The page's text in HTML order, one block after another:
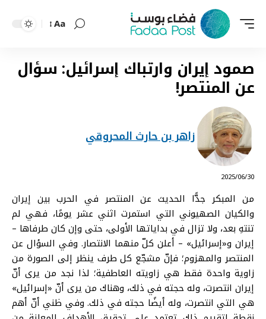
Font
Aa
صمود إيران وارتباك إسرائيل: سؤال
عن المنتصر!
⠀ 2025/06/30
زاهر بن حارث المحروقي
من المبكر جدًّا الحديث عن المنتصر في الحرب بين إيران
والكيان الصهيوني التي استمرت اثني عشر يومًا، فهي لم
تنتهِ بعد، ولا تزال في بداياتها الأولى، حتى وإن كان طرفاها –
إيران و«إسرائيل» – أعلن كلّ منهما الانتصار. وفي السؤال عن
المنتصر والمهزوم؛ فإنّ مشجّع كل طرف ينظر إلى الصورة من
زاوية واحدة فقط هي زاويته العاطفية؛ لذا نجد من يرى أنّ
إيران انتصرت، وله حجته في ذلك، وهناك من يرى أنّ «إسرائيل»
هي التي انتصرت، وله أيضًا حجته في ذلك. وفي ظني أنّ أهم